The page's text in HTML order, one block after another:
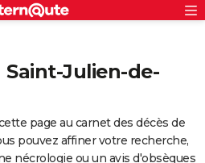
Saint-Julien-de-
page au carnet des décès de
pouvez affiner votre recherche,
nécrologie ou un avis d'obsèques